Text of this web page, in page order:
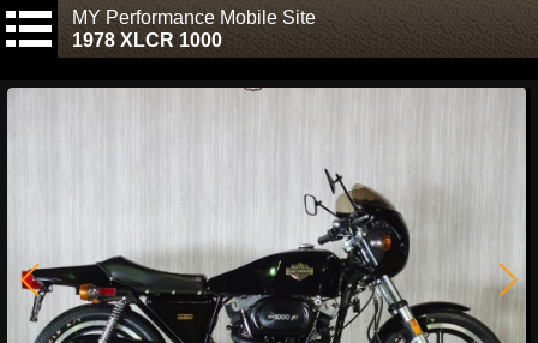
MY Performance Mobile Site
1978 XLCR 1000